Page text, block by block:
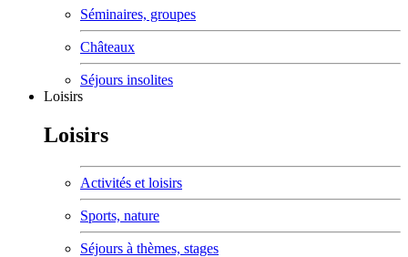
Séminaires, groupes
Châteaux
Séjours insolites
Loisirs
Loisirs
Activités et loisirs
Sports, nature
Séjours à thèmes, stages